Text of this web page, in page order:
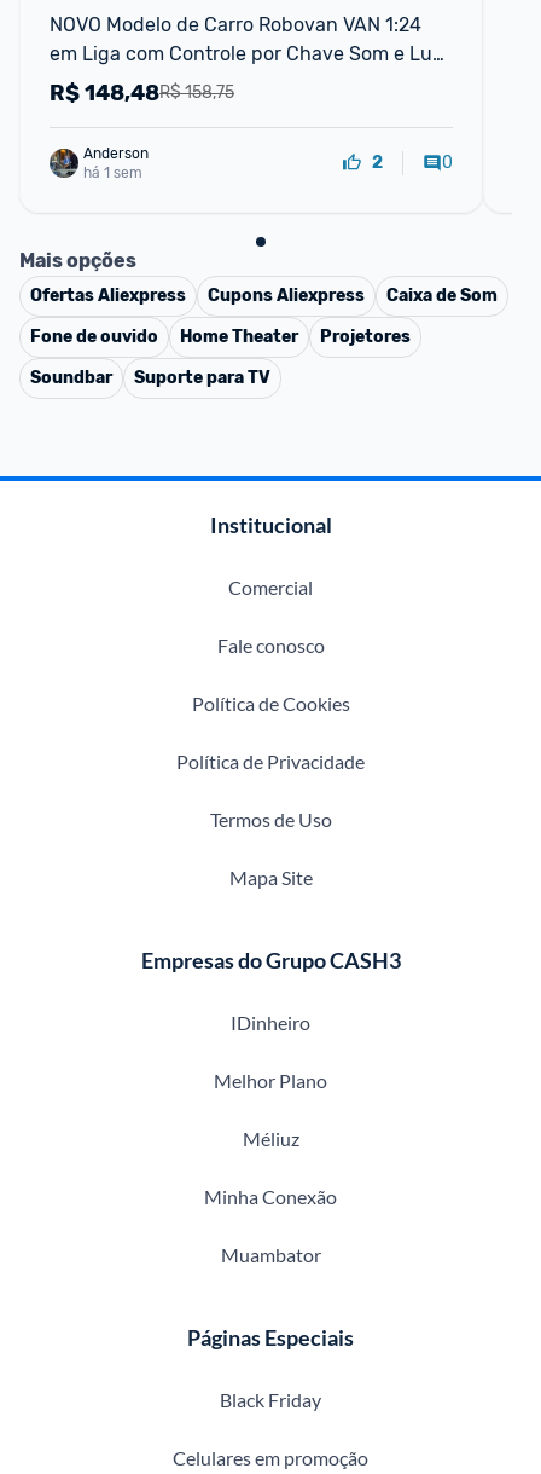
NOVO Modelo de Carro Robovan VAN 1:24
em Liga com Controle por Chave Som e Luz
Carro de Fricção Colecionável
R$ 158,75
R$148,48
Anderson
há 1 sem
2 0
Mais opções
OfertasAliexpress CuponsAliexpress
Caixa de Som
Fone de ouvido
Home Theater
Projetores
Soundbar
Suporte para TV
Institucional
Comercial
Fale conosco
Política de Cookies
Política de Privacidade
Termos de Uso
Mapa Site
Empresas do Grupo CASH3
IDinheiro
Melhor Plano
Méliuz
Minha Conexão
Muambator
Páginas Especiais
Black Friday
Celulares em promoção